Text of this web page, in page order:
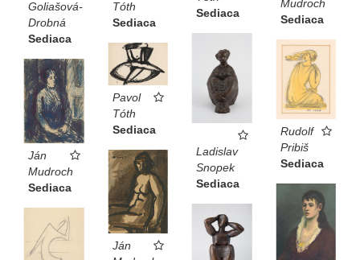
Goliašová-
Drobná
Sediaca
Tóth
Sediaca
Sediaca
Mudroch
Sediaca
Ladislav
Snopek
Sediaca
Rudolf
Pribiš
Sediaca
Pavol
Tóth
Sediaca
Ján
Mudroch
Sediaca
Ján